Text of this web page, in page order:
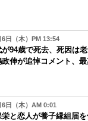
6日（木）PM 13:54
94歳で死去、死因は
政伸が追悼コメント、
6日（木）AM 0:01
と恋人が養子縁組届